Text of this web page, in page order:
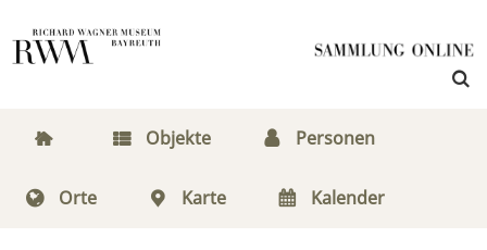
Objekte Personen
Orte Karte Kalender